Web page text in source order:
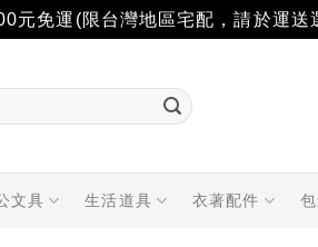
元免運(限台灣地區宅配，請於運送
文具 生活道具 衣著配件